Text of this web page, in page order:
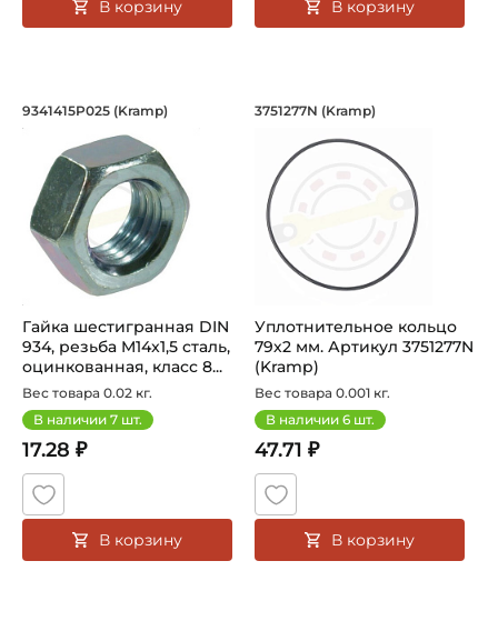
В корзину В корзину
Гайка шестигранная DIN 934, резьба
Гайка шестигранная DIN 934, резьба M14x1,5 сталь,
9341415P025 (Kramp)
Гайка шестигранная DIN
934, резьба M14x1,5 сталь,
оцинкованная, класс 8...
Вес товара 0.02 кг.
В наличии 7 шт.
17.28 ₽
В корзину
Уплотнительное
3751277N (Kramp)
Уплотнительное кольцо
79х2 мм. Артикул 3751277N
(Kramp)
Вес товара 0.001 кг.
В наличии 6 шт.
47.71 ₽
В корзину